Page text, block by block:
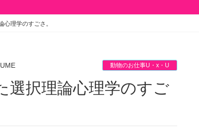
心理学のすごさ。
動物のお仕事U・x・U